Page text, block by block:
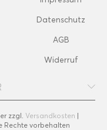
Datenschutz
AGB
Widerruf
zzgl. Versandkosten |
Rechte vorbehalten